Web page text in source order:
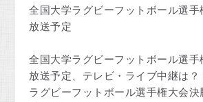
全国大学ラグビーフットボール選手
放送予定
全国大学ラグビーフットボール選手
放送予定、テレビ・ライブ中継は？
ラグビーフットボール選手権大会決